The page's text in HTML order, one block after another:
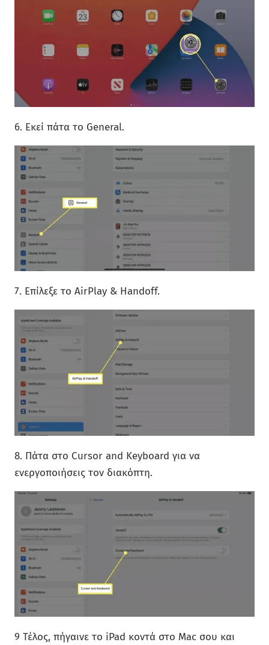
6. Εκεί πάτα το General.
7. Επίλεξε το AirPlay & Handoff.
8. Πάτα στο Cursor and Keyboard για να
ενεργοποιήσεις τον διακόπτη.
9 Τέλος, πήγαινε το iPad κοντά στο Mac σου και